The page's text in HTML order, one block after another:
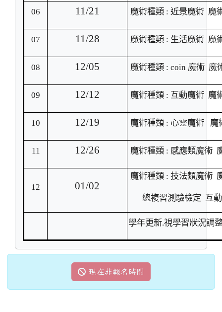
06 11/21 魔術種類 : 近景魔術 魔
07 11/28 魔術種類 : 生活魔術 魔
08 12/05 魔術種類 : coin 魔術 魔
09 12/12 魔術種類 : 互動魔術 魔
10 12/19 魔術種類 : 心靈魔術 魔
11 12/26 魔術種類 : 感應類魔術
12 01/02
魔術種類 : 技法類魔術
總複習測驗檢定 互
學年更新.視學習狀況調
現在非報名時間